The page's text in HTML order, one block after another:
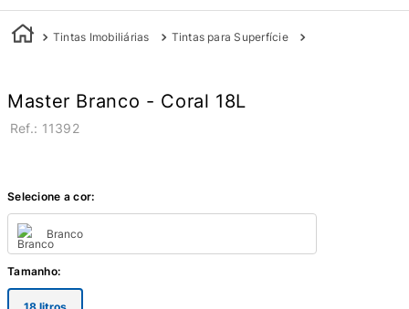
Tintas Imobiliárias Tintas para Superfície
Master Branco - Coral 18L
: 11392
Selecione a cor:
Branco
Tamanho:
18 litros